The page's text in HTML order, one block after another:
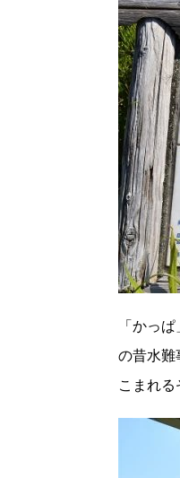
「かっ
の昔水難
こまれる